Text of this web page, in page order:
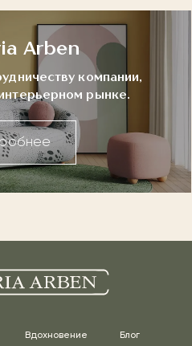
Arben
компании,
рынке.
Вдохновение Блог